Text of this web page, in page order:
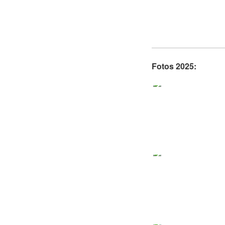
Fotos 2025: